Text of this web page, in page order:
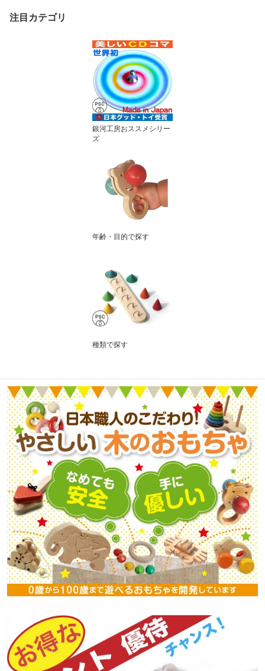
注目カテゴリ
銀河工房おススメシリー
ズ
年齢・目的で探す
種類で探す